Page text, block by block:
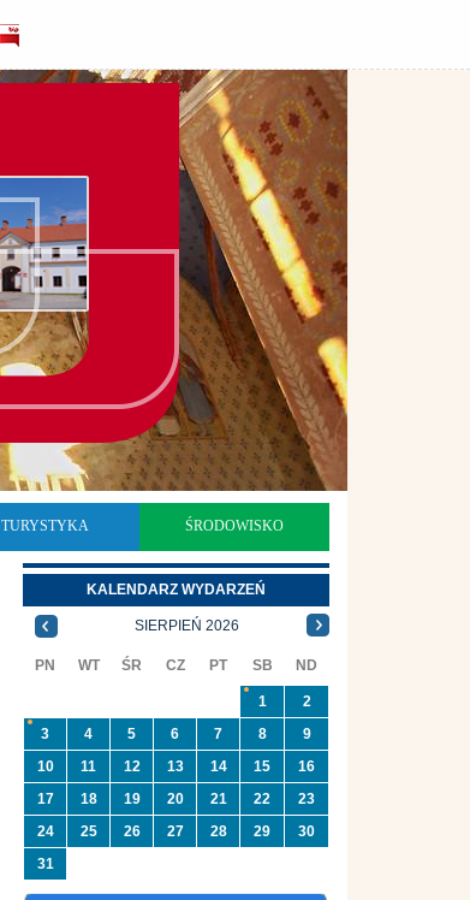
TURYSTYKA ŚRODOWISKO
KALENDARZ WYDARZEŃ
SIERPIEŃ 2026
PN WT ŚR CZ PT SB ND
1
2
3
4 5 6 7 8
9
10
11 12 13 14 15
16
17
18 19 20 21 22
23
24
25 26 27 28 29
30
31